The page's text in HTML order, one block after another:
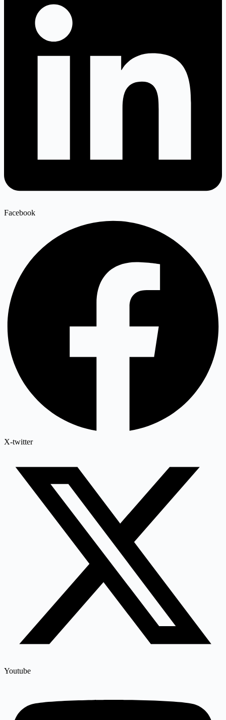
Facebook
X-twitter
Youtube